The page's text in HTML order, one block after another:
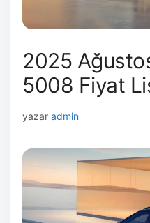
2025
5008 Fiyat
yazar admin